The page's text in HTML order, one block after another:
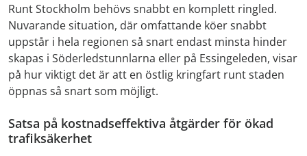
Runt Stockholm behövs snabbt en komplett ringled.
Nuvarande situation, där omfattande köer snabbt
uppstår i hela regionen så snart endast minsta hinder
skapas i Söderledstunnlarna eller på Essingeleden, visar
på hur viktigt det är att en östlig kringfart runt staden
öppnas så snart som möjligt.
Satsa på kostnadseffektiva åtgärder för ökad
trafiksäkerhet